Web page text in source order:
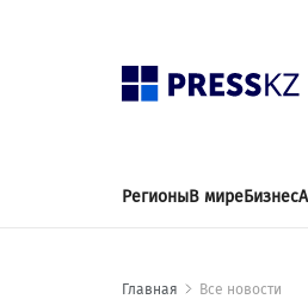
РегионыВ миреБизнес
Главная Все новости